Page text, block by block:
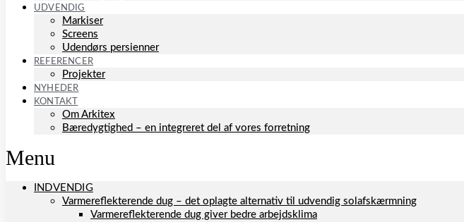
UDVENDIG
Markiser
Screens
Udendørs persienner
REFERENCER
Projekter
NYHEDER
KONTAKT
Om Arkitex
Bæredygtighed – en integreret del af vores forretning
Menu
INDVENDIG
Varmereflekterende dug – det oplagte alternativ til udvendig solafskærmning
Varmereflekterende dug giver bedre arbejdsklima